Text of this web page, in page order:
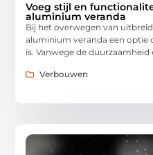
Voeg stijl en
aluminium veranda
Bij het overwegen van
aluminium veranda een optie
is. Vanwege de duurzaamheid
Verbouwen